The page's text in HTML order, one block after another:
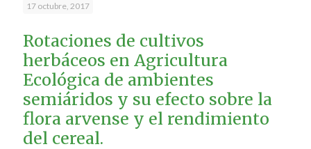
17 octubre, 2017
Rotaciones de cultivos
herbáceos en Agricultura
Ecológica de ambientes
semiáridos y su efecto sobre la
flora arvense y el rendimiento
del cereal.